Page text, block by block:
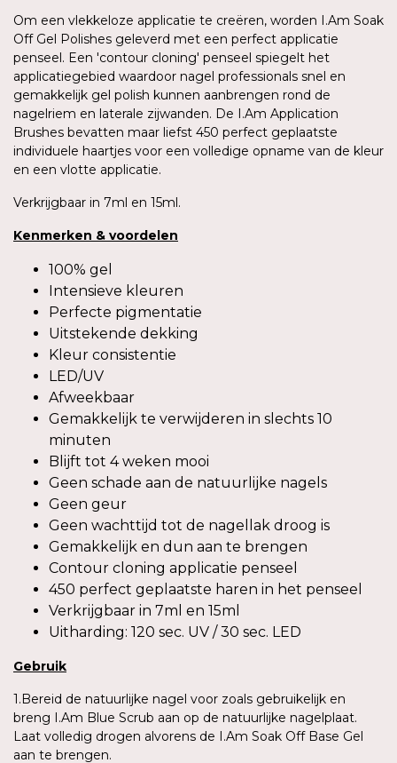
Om een vlekkeloze applicatie te creëren, worden I.Am Soak
Off Gel Polishes geleverd met een perfect applicatie
penseel. Een 'contour cloning' penseel spiegelt het
applicatiegebied waardoor nagel professionals snel en
gemakkelijk gel polish kunnen aanbrengen rond de
nagelriem en laterale zijwanden. De I.Am Application
Brushes bevatten maar liefst 450 perfect geplaatste
individuele haartjes voor een volledige opname van de kleur
en een vlotte applicatie.
Verkrijgbaar in 7ml en 15ml.
Kenmerken & voordelen
100% gel
Intensieve kleuren
Perfecte pigmentatie
Uitstekende dekking
Kleur consistentie
LED/UV
Afweekbaar
Gemakkelijk te verwijderen in slechts 10
minuten
Blijft tot 4 weken mooi
Geen schade aan de natuurlijke nagels
Geen geur
Geen wachttijd tot de nagellak droog is
Gemakkelijk en dun aan te brengen
Contour cloning applicatie penseel
450 perfect geplaatste haren in het penseel
Verkrijgbaar in 7ml en 15ml
Uitharding: 120 sec. UV / 30 sec. LED
Gebruik
1.Bereid de natuurlijke nagel voor zoals gebruikelijk en
breng I.Am Blue Scrub aan op de natuurlijke nagelplaat.
Laat volledig drogen alvorens de I.Am Soak Off Base Gel
aan te brengen.